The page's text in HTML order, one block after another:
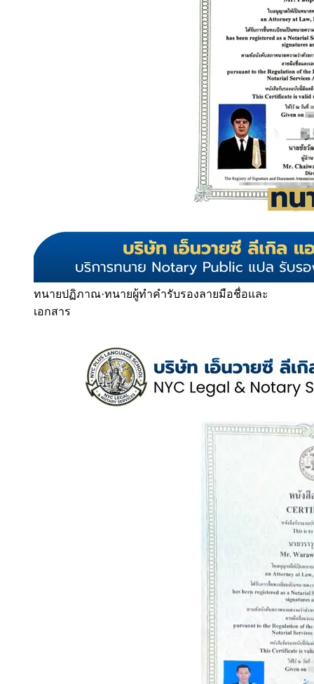
ทนายปฏิภาณ·ทนายผู้ทำคำรับรองลายมือชื่อและ
เอกสาร